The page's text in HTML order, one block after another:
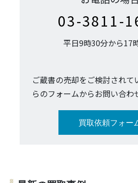
03-3811-
平日9時30分から17
ご蔵書の売却をご検討されて
らのフォームからお問い合わ
買取依頼フォー